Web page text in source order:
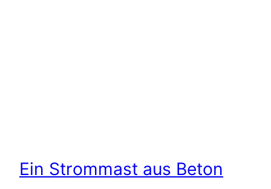
Ein Strommast aus Beton